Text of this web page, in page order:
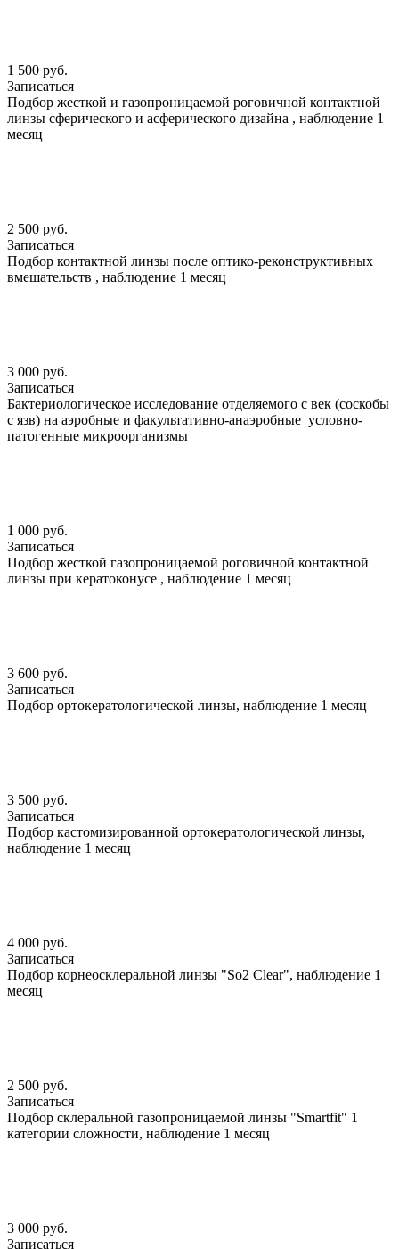
1 500 руб.
Записаться
Подбор жесткой и газопроницаемой роговичной контактной
линзы сферического и асферического дизайна , наблюдение 1
месяц
2 500 руб.
Записаться
Подбор контактной линзы после оптико-реконструктивных
вмешательств , наблюдение 1 месяц
3 000 руб.
Записаться
Бактериологическое исследование отделяемого с век (соскобы
с язв) на аэробные и факультативно-анаэробные условно-
патогенные микроорганизмы
1 000 руб.
Записаться
Подбор жесткой газопроницаемой роговичной контактной
линзы при кератоконусе , наблюдение 1 месяц
3 600 руб.
Записаться
Подбор ортокератологической линзы, наблюдение 1 месяц
3 500 руб.
Записаться
Подбор кастомизированной ортокератологической линзы,
наблюдение 1 месяц
4 000 руб.
Записаться
Подбор корнеосклеральной линзы "So2 Clear", наблюдение 1
месяц
2 500 руб.
Записаться
Подбор склеральной газопроницаемой линзы "Smartfit" 1
категории сложности, наблюдение 1 месяц
3 000 руб.
Записаться